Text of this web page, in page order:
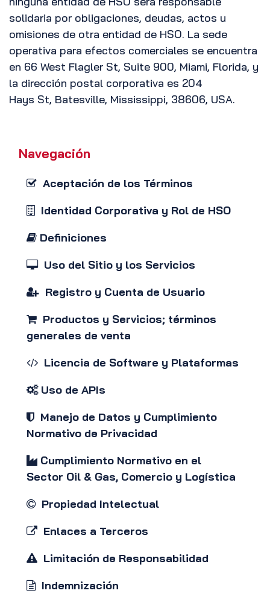
solidaria por obligaciones, deudas, actos u
omisiones de otra entidad de HSO. La sede
operativa para efectos comerciales se encuentra
en 66 West Flagler St, Suite 900, Miami, Florida, y
la dirección postal corporativa es 204
Hays St, Batesville, Mississippi, 38606, USA.
Navegación
Aceptación de los Términos
Identidad Corporativa y Rol de HSO
Definiciones
Uso del Sitio y los Servicios
Registro y Cuenta de Usuario
Productos y Servicios; términos
generales de venta
Licencia de Software y Plataformas
Uso de APIs
Manejo de Datos y Cumplimiento
Normativo de Privacidad
Cumplimiento Normativo en el
Sector Oil & Gas, Comercio y Logística
Propiedad Intelectual
Enlaces a Terceros
Limitación de Responsabilidad
Indemnización